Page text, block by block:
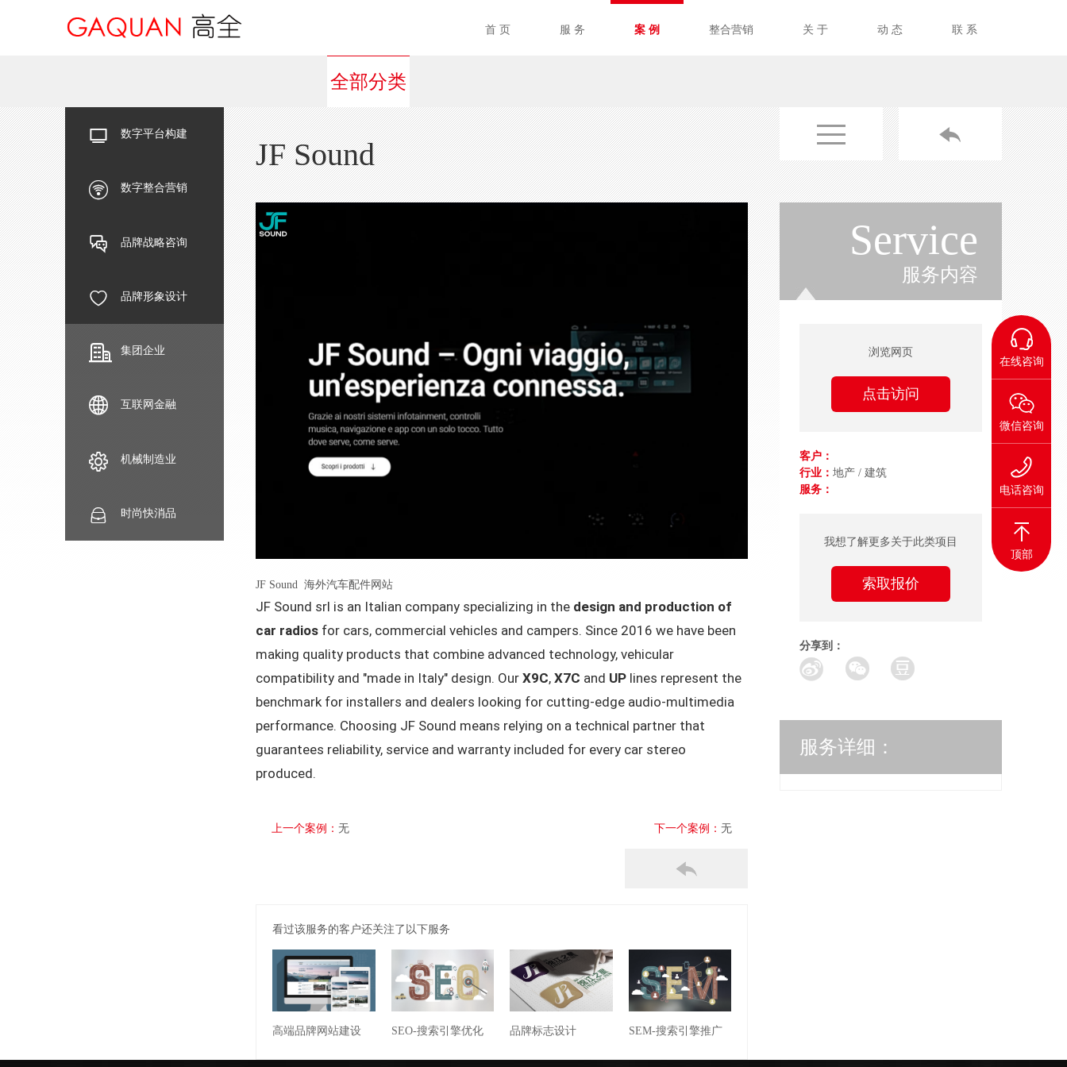
首 页 服 务 案 例 整合营销 关 于 动 态 联 系
全部分类
数字平台构建
数字整合营销
品牌战略咨询
品牌形象设计
集团企业
互联网金融
机械制造业
时尚快消品
JF Sound
JF Sound 海外汽车配件网站
JF Sound srl is an Italian company specializing in the design and production of
car radios for cars, commercial vehicles and campers. Since 2016 we have been
making quality products that combine advanced technology, vehicular
compatibility and "made in Italy" design. Our X9C, X7C and UP lines represent the
benchmark for installers and dealers looking for cutting-edge audio-multimedia
performance. Choosing JF Sound means relying on a technical partner that
guarantees reliability, service and warranty included for every car stereo
produced.
上一个案例： 无 下一个案例： 无
看过该服务的客户还关注了以下服务
高端品牌网站建设 SEO-搜索引擎优化 品牌标志设计 SEM-搜索引擎推广
Service
服务内容
浏览网页
点击访问
客户：
行业： 地产 / 建筑
服务：
我想了解更多关于此类项目
索取报价
分享到：
服务详细：
在线咨询
微信咨询
电话咨询
顶部